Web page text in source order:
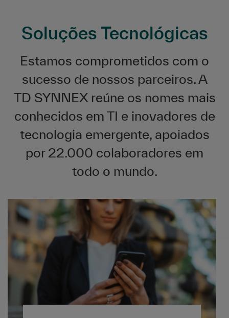
Soluções Tecnológicas
Estamos comprometidos com o
sucesso de nossos parceiros. A
TD SYNNEX reúne os nomes mais
conhecidos em TI e inovadores de
tecnologia emergente, apoiados
por 22.000 colaboradores em
todo o mundo.